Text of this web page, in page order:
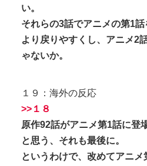
い。
それらの3話でアニメの第1
より戻りやすくし、アニメ2
ゃないか。
１９：海外の反応
>>１８
原作92話がアニメ第1話に登
と思う、それも最後に。
というわけで、改めてアニ